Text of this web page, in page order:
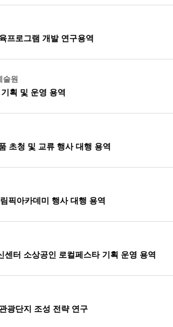
프로그램 개발 연구용역
술원
획 및 운영 용역
초청 및 교류 행사 대행 용역
픽아카데미 행사 대행 용역
센터 소상공인 로컬페스타 기획 운영 용역
광단지 조성 전략 연구